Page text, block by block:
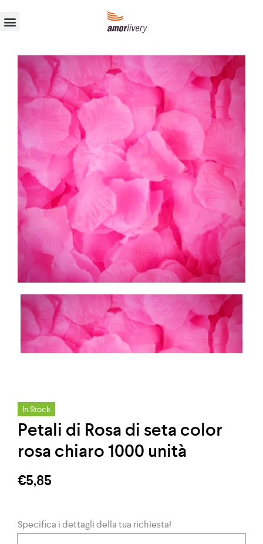
In Stock
Petali di Rosa di seta color
rosa chiaro 1000 unità
€5,85
Specifica i dettagli della tua richiesta!